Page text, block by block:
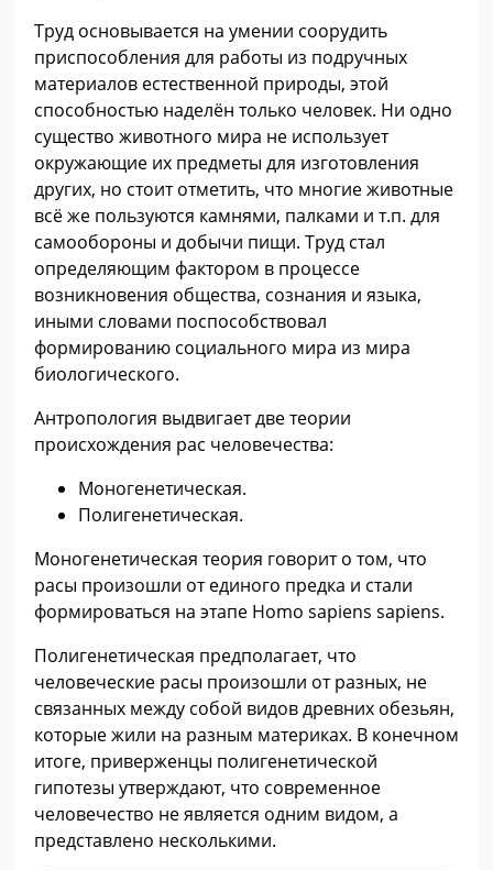
Труд основывается на умении соорудить
приспособления для работы из подручных
материалов естественной природы, этой
способностью наделён только человек. Ни одно
существо животного мира не использует
окружающие их предметы для изготовления
других, но стоит отметить, что многие животные
всё же пользуются камнями, палками и т.п. для
самообороны и добычи пищи. Труд стал
определяющим фактором в процессе
возникновения общества, сознания и языка,
иными словами поспособствовал
формированию социального мира из мира
биологического.
Антропология выдвигает две теории
происхождения рас человечества:
Моногенетическая.
Полигенетическая.
Моногенетическая теория говорит о том, что
расы произошли от единого предка и стали
формироваться на этапе Homo sapiens sapiens.
Полигенетическая предполагает, что
человеческие расы произошли от разных, не
связанных между собой видов древних обезьян,
которые жили на разным материках. В конечном
итоге, приверженцы полигенетической
гипотезы утверждают, что современное
человечество не является одним видом, а
представлено несколькими.